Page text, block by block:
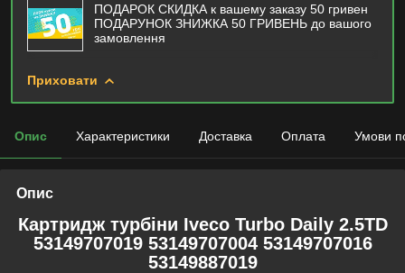
ПОДАРОК СКИДКА к вашему заказу 50 гривен
ПОДАРУНОК ЗНИЖКА 50 ГРИВЕНЬ до вашого
замовлення
Приховати
Опис Характеристики Доставка Оплата Умови
Опис
Картридж турбіни Iveco Turbo Daily 2.5TD
53149707019 53149707004 53149707016
53149887019